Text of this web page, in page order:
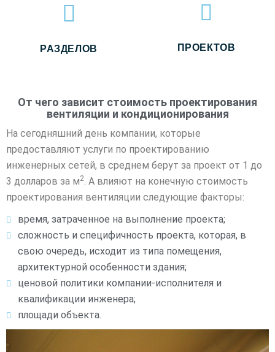
РАЗДЕЛОВ ПРОЕКТОВ
От чего зависит стоимость проектирования
вентиляции и кондиционирования
На сегодняшний день компании, которые
предоставляют услуги по проектированию
инженерных сетей, в среднем берут за проект от 1 до
3 долларов за м2. А влияют на конечную стоимость
проектирования вентиляции следующие факторы:
время, затраченное на выполнение проекта;
сложность и специфичность проекта, которая, в
свою очередь, исходит из типа помещения,
архитектурной особенности здания;
ценовой политики компании-исполнителя и
квалификации инженера;
площади объекта.